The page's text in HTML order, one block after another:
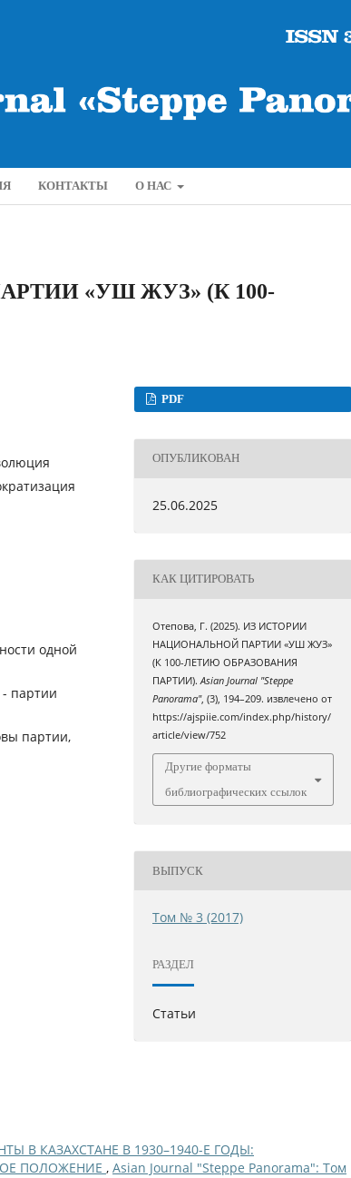
КОНТАКТЫ О НАС
«УШ ЖУЗ» (К 100-
одной
партии
партии,
PDF
ОПУБЛИКОВАН
25.06.2025
КАК ЦИТИРОВАТЬ
Отепова, Г. (2025). ИЗ ИСТОРИИ
НАЦИОНАЛЬНОЙ ПАРТИИ «УШ ЖУЗ»
(К 100-ЛЕТИЮ ОБРАЗОВАНИЯ
ПАРТИИ).Asian Journal "Steppe
Panorama", (3), 194–209. извлечено от
https://ajspiie.com/index.php/history/
article/view/752
Другие форматы
библиографических ссылок
ВЫПУСК
Том № 3 (2017)
РАЗДЕЛ
Статьи
В КАЗАХСТАНЕ В 1930–1940-Е ГОДЫ:
ПОЛОЖЕНИЕ , Asian Journal "Steppe Panorama": Том